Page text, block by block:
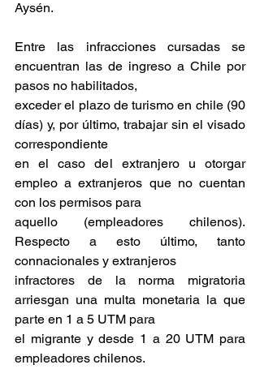
Aysén.
Entre las infracciones cursadas se
encuentran las de ingreso a Chile por
pasos no habilitados,
exceder el plazo de turismo en chile (90
días) y, por último, trabajar sin el visado
correspondiente
en el caso del extranjero u otorgar
empleo a extranjeros que no cuentan
con los permisos para
aquello (empleadores chilenos).
Respecto a esto último, tanto
connacionales y extranjeros
infractores de la norma migratoria
arriesgan una multa monetaria la que
parte en 1 a 5 UTM para
el migrante y desde 1 a 20 UTM para
empleadores chilenos.